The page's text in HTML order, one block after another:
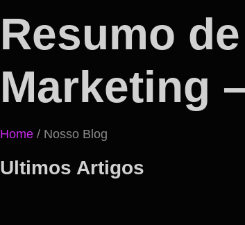
Resumo
Marketing
Home / Nosso Blog
Ultimos Artigos